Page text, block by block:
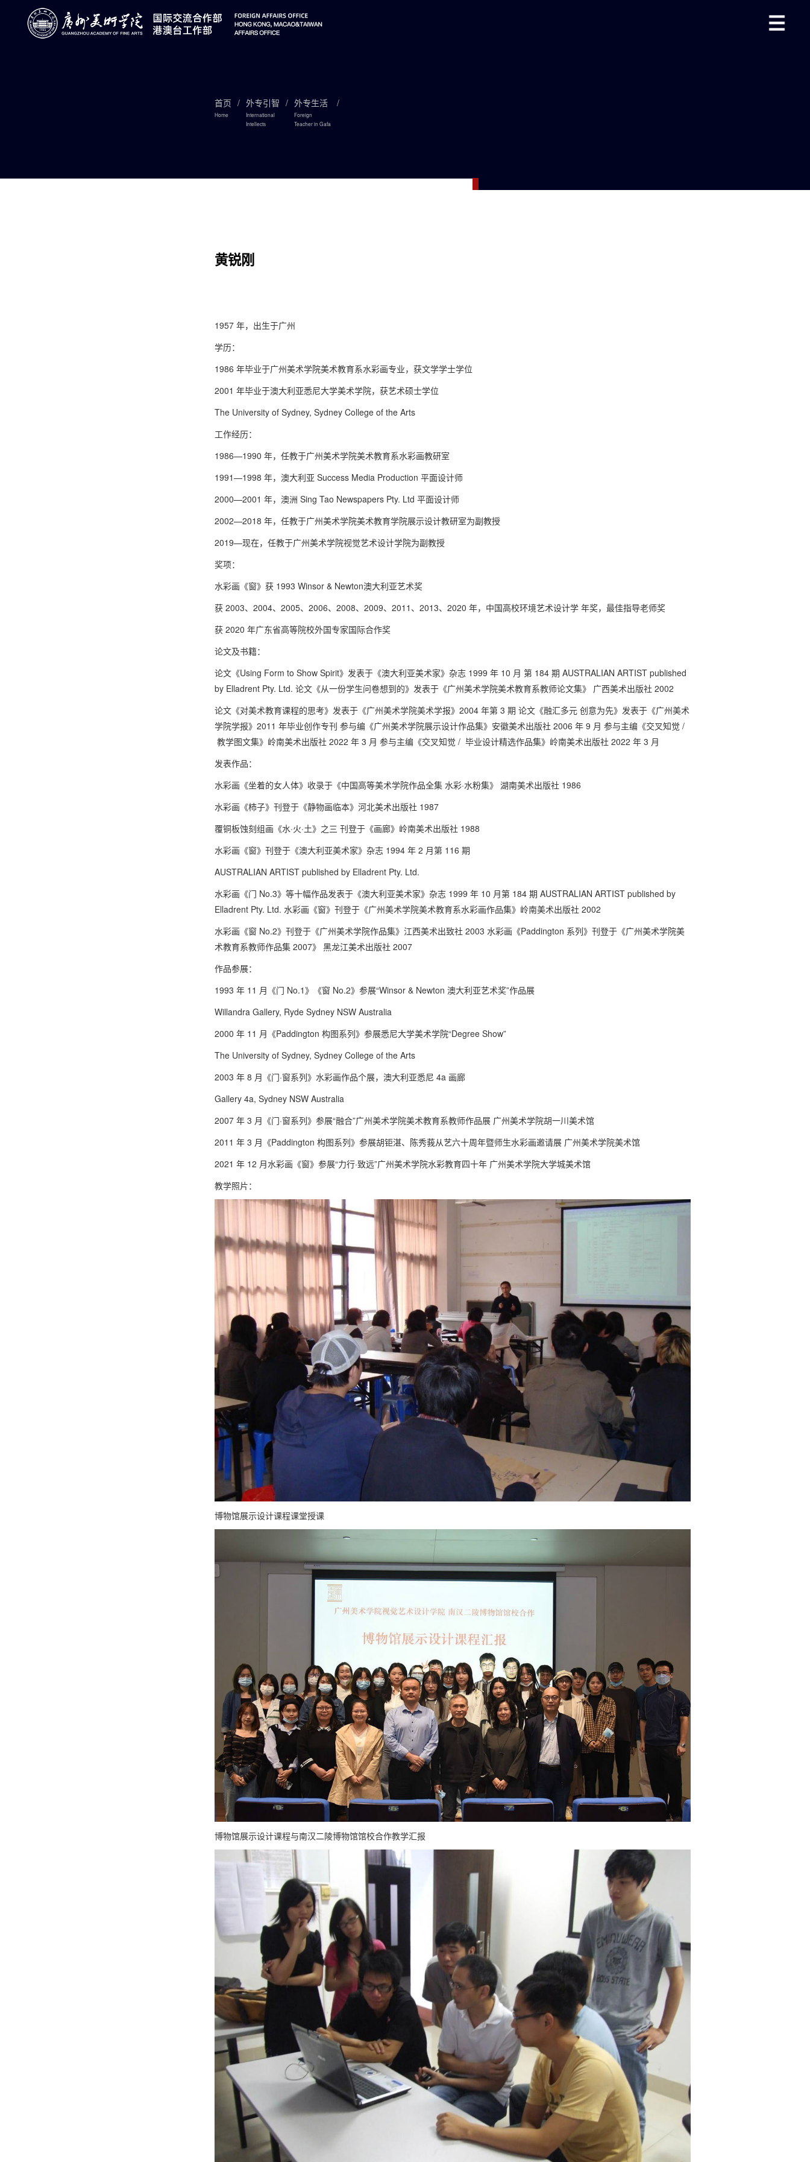
首页
Home
/ 外专引智
International
Intellects
/ 外专生活
Foreign
Teacher in Gafa
/
黄锐刚
1957 年，出生于广州
学历：
1986 年毕业于广州美术学院美术教育系水彩画专业，获文学学士学位
2001 年毕业于澳大利亚悉尼大学美术学院，获艺术硕士学位
The University of Sydney, Sydney College of the Arts
工作经历：
1986—1990 年，任教于广州美术学院美术教育系水彩画教研室
1991—1998 年，澳大利亚 Success Media Production 平面设计师
2000—2001 年，澳洲 Sing Tao Newspapers Pty. Ltd 平面设计师
2002—2018 年，任教于广州美术学院美术教育学院展示设计教研室为副教授
2019—现在，任教于广州美术学院视觉艺术设计学院为副教授
奖项：
水彩画《窗》获 1993 Winsor & Newton澳大利亚艺术奖
获 2003、2004、2005、2006、2008、2009、2011、2013、2020 年，中国高校环境艺术设计学 年奖，最佳指导老师奖
获 2020 年广东省高等院校外国专家国际合作奖
论文及书籍：
论文《Using Form to Show Spirit》发表于《澳大利亚美术家》杂志 1999 年 10 月 第 184 期 AUSTRALIAN ARTIST published
by Elladrent Pty. Ltd. 论文《从一份学生问卷想到的》发表于《广州美术学院美术教育系教师论文集》 广西美术出版社 2002
论文《对美术教育课程的思考》发表于《广州美术学院美术学报》2004 年第 3 期 论文《融汇多元 创意为先》发表于《广州美术
学院学报》2011 年毕业创作专刊 参与编《广州美术学院展示设计作品集》安徽美术出版社 2006 年 9 月 参与主编《交叉知觉 /
教学图文集》岭南美术出版社 2022 年 3 月 参与主编《交叉知觉 / 毕业设计精选作品集》岭南美术出版社 2022 年 3 月
发表作品：
水彩画《坐着的女人体》收录于《中国高等美术学院作品全集 水彩·水粉集》 湖南美术出版社 1986
水彩画《柿子》刊登于《静物画临本》河北美术出版社 1987
覆铜板蚀刻组画《水·火·土》之三 刊登于《画廊》岭南美术出版社 1988
水彩画《窗》刊登于《澳大利亚美术家》杂志 1994 年 2 月第 116 期
AUSTRALIAN ARTIST published by Elladrent Pty. Ltd.
水彩画《门 No.3》等十幅作品发表于《澳大利亚美术家》杂志 1999 年 10 月第 184 期 AUSTRALIAN ARTIST published by
Elladrent Pty. Ltd. 水彩画《窗》刊登于《广州美术学院美术教育系水彩画作品集》岭南美术出版社 2002
水彩画《窗 No.2》刊登于《广州美术学院作品集》江西美术出致社 2003 水彩画《Paddington 系列》刊登于《广州美术学院美
术教育系教师作品集 2007》 黑龙江美术出版社 2007
作品参展：
1993 年 11 月《门 No.1》《窗 No.2》参展“Winsor & Newton 澳大利亚艺术奖”作品展
Willandra Gallery, Ryde Sydney NSW Australia
2000 年 11 月《Paddington 构图系列》参展悉尼大学美术学院“Degree Show”
The University of Sydney, Sydney College of the Arts
2003 年 8 月《门·窗系列》水彩画作品个展，澳大利亚悉尼 4a 画廊
Gallery 4a, Sydney NSW Australia
2007 年 3 月《门·窗系列》参展“融合”广州美术学院美术教育系教师作品展 广州美术学院胡一川美术馆
2011 年 3 月《Paddington 构图系列》参展胡钜湛、陈秀莪从艺六十周年暨师生水彩画邀请展 广州美术学院美术馆
2021 年 12 月水彩画《窗》参展“力行·致远”广州美术学院水彩教育四十年 广州美术学院大学城美术馆
教学照片：
博物馆展示设计课程课堂授课
博物馆展示设计课程与南汉二陵博物馆馆校合作教学汇报